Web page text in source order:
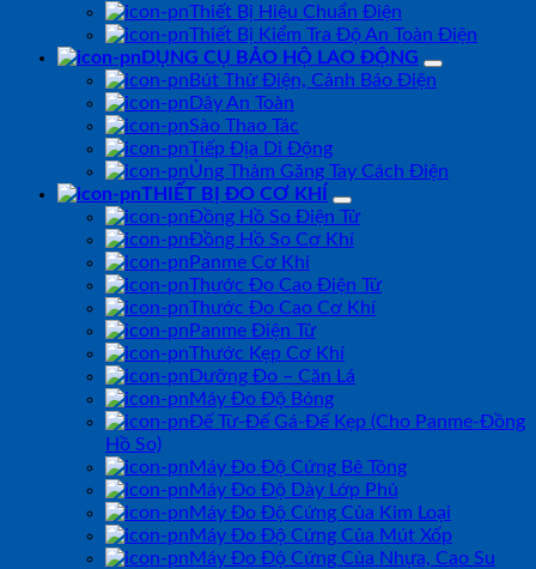
Thiết Bị Hiệu Chuẩn Điện
Thiết Bị Kiểm Tra Độ An Toàn Điện
DỤNG CỤ BẢO HỘ LAO ĐỘNG
Bút Thử Điện, Cảnh Báo Điện
Dây An Toàn
Sào Thao Tác
Tiếp Địa Di Động
Ủng Thảm Găng Tay Cách Điện
THIẾT BỊ ĐO CƠ KHÍ
Đồng Hồ So Điện Tử
Đồng Hồ So Cơ Khí
Panme Cơ Khí
Thước Đo Cao Điện Tử
Thước Đo Cao Cơ Khí
Panme Điện Tử
Thước Kẹp Cơ Khí
Dưỡng Đo – Căn Lá
Máy Đo Độ Bóng
Đế Từ-Đế Gá-Đế Kẹp (Cho Panme-Đồng
Hồ So)
Máy Đo Độ Cứng Bê Tông
Máy Đo Độ Dày Lớp Phủ
Máy Đo Độ Cứng Của Kim Loại
Máy Đo Độ Cứng Của Mút Xốp
Máy Đo Độ Cứng Của Nhựa, Cao Su